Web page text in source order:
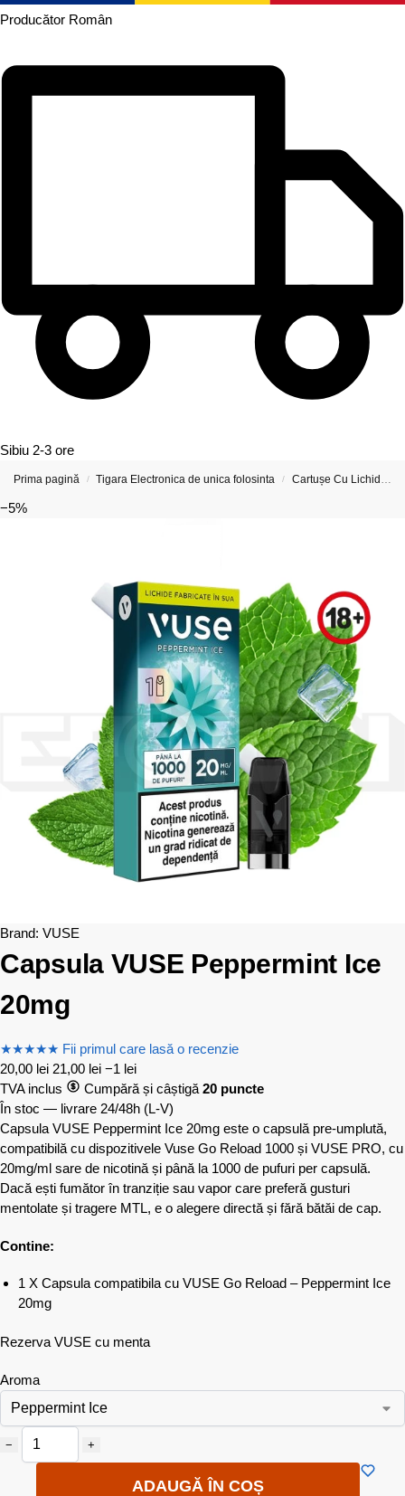
Producător Român
Sibiu 2-3 ore
Prima pagină / Tigara Electronica de unica folosinta / Cartușe Cu Lichide Pentru Țigări Electronice si Vape-uri
−5%
Brand: VUSE
Capsula VUSE Peppermint Ice
20mg
★★★★★ Fii primul care lasă o recenzie
20,00 lei 21,00 lei −1 lei
TVA inclus
Cumpără și câștigă 20 puncte
În stoc — livrare 24/48h (L-V)
Capsula VUSE Peppermint Ice 20mg este o capsulă pre-umplută,
compatibilă cu dispozitivele Vuse Go Reload 1000 și VUSE PRO, cu
20mg/ml sare de nicotină și până la 1000 de pufuri per capsulă.
Dacă ești fumător în tranziție sau vapor care preferă gusturi
mentolate și tragere MTL, e o alegere directă și fără bătăi de cap.
Contine:
1 X Capsula compatibila cu VUSE Go Reload – Peppermint Ice
20mg
Rezerva VUSE cu menta
Aroma
− +
ADAUGĂ ÎN COȘ